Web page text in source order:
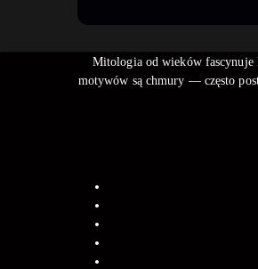
Mitologia od wieków fascynuje
motywów są chmury — często